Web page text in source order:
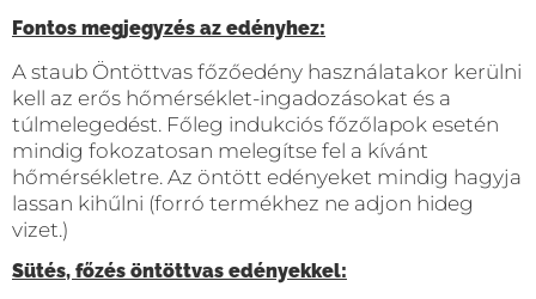
Fontos megjegyzés az edényhez:
A staub Öntöttvas főzőedény használatakor kerülni
kell az erős hőmérséklet-ingadozásokat és a
túlmelegedést. Főleg indukciós főzőlapok esetén
mindig fokozatosan melegítse fel a kívánt
hőmérsékletre. Az öntött edényeket mindig hagyja
lassan kihűlni (forró termékhez ne adjon hideg
vizet.)
Sütés, főzés öntöttvas edényekkel: